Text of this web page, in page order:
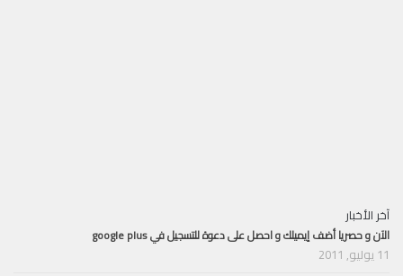
آخر الأخبار
الآن و حصريا أضف إيميلك و احصل على دعوة للتسجيل في google plus